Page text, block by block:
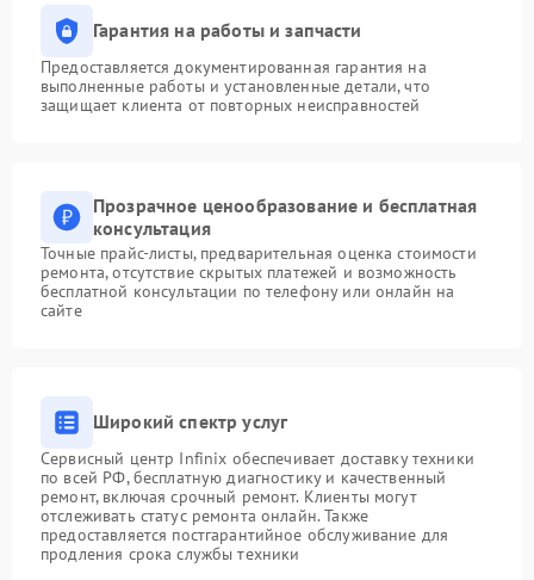
Гарантия на работы и запчасти
Предоставляется документированная гарантия на
выполненные работы и установленные детали, что
защищает клиента от повторных неисправностей
Прозрачное ценообразование и бесплатная
консультация
Точные прайс-листы, предварительная оценка стоимости
ремонта, отсутствие скрытых платежей и возможность
бесплатной консультации по телефону или онлайн на
сайте
Широкий спектр услуг
Сервисный центр Infinix обеспечивает доставку техники
по всей РФ, бесплатную диагностику и качественный
ремонт, включая срочный ремонт. Клиенты могут
отслеживать статус ремонта онлайн. Также
предоставляется постгарантийное обслуживание для
продления срока службы техники